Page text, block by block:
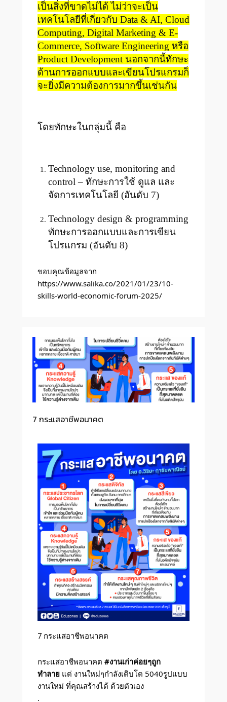
เป็นสิ่งที่ขาดไม่ได้ ไม่ว่าจะเป็น
เทคโนโลยีที่เกี่ยวกับ Data & AI, Cloud
Computing, Digital Marketing & E-
Commerce, Software Engineering หรือ
Product Development นอกจากนี้ทักษะ
ด้านการออกแบบและเขียนโปรแกรมก็
จะยิ่งมีความต้องการมากขึ้นเช่นกัน
โดยทักษะในกลุ่มนี้ คือ
Technology use, monitoring and
control – ทักษะการใช้ ดูแล และ
จัดการเทคโนโลยี (อันดับ 7)
Technology design & programming
ทักษะการออกแบบและการเขียน
โปรแกรม (อันดับ 8)
ขอบคุณข้อมูลจาก
https://www.salika.co/2021/01/23/10-
skills-world-economic-forum-2025/
7 กระแสอาชีพอนาคต
7 กระแสอาชีพอนาคต
กระแสอาชีพอนาคต #งานเก่าค่อยๆถูก
ทำลาย แต่ งานใหม่ๆกำลังเติบโต 5040รูปแบบ
งานใหม่ ที่คุณสร้างได้ ด้วยตัวเอง
.